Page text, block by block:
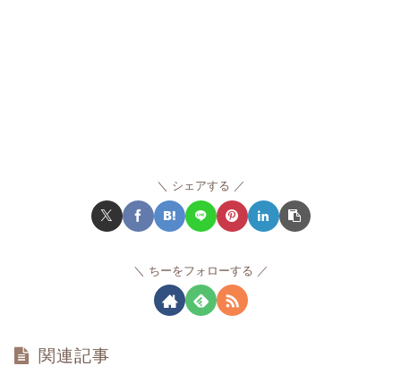
シェアする
ちーをフォローする
関連記事